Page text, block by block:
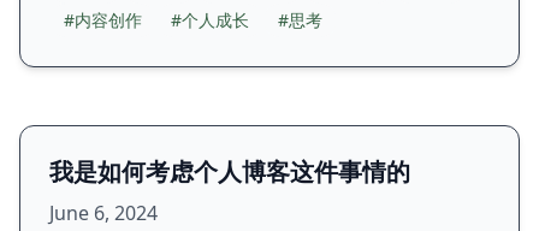
#内容创作
#个人成长 #思考
我是如何考虑个人博客这件事情的
June 6, 2024